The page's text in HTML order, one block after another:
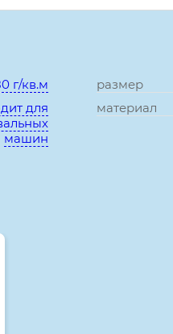
г/кв.м
для
машин
размер
материал